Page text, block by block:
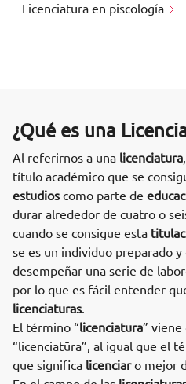
Licenciatura en piscología
¿Qué es una
Al referirnos a una licenciatura
título académico que se
estudios como parte de
durar alrededor de cuatro o
cuando se consigue esta
se es un individuo preparado y
desempeñar una serie de
por lo que es fácil entender
licenciaturas.
El término “licenciatura”
“licenciatūra”, al igual que el
que significa licenciaro mejor